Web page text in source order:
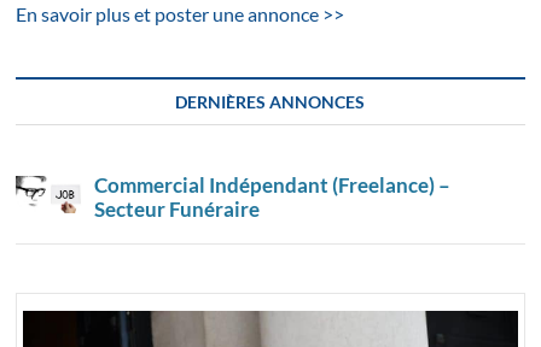
En savoir plus et poster une annonce >>
DERNIÈRES ANNONCES
Commercial Indépendant (Freelance) –
Secteur Funéraire